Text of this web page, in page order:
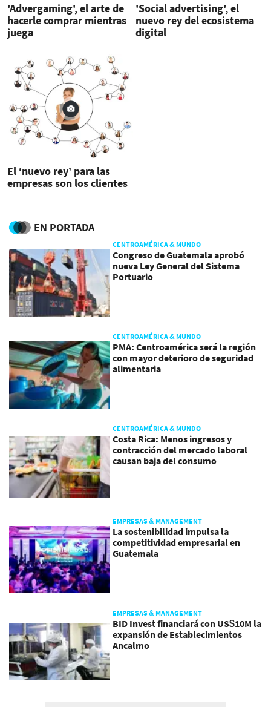
'Advergaming', el arte de
hacerle comprar mientras
juega
'Social advertising', el
nuevo rey del ecosistema
digital
El ‘nuevo rey’ para las
empresas son los clientes
EN PORTADA
CENTROAMÉRICA & MUNDO
Congreso de Guatemala aprobó
nueva Ley General del Sistema
Portuario
CENTROAMÉRICA & MUNDO
PMA: Centroamérica será la región
con mayor deterioro de seguridad
alimentaria
CENTROAMÉRICA & MUNDO
Costa Rica: Menos ingresos y
contracción del mercado laboral
causan baja del consumo
EMPRESAS & MANAGEMENT
La sostenibilidad impulsa la
competitividad empresarial en
Guatemala
EMPRESAS & MANAGEMENT
BID Invest financiará con US$10M la
expansión de Establecimientos
Ancalmo